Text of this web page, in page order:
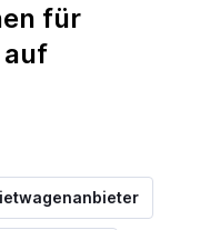
für
auf